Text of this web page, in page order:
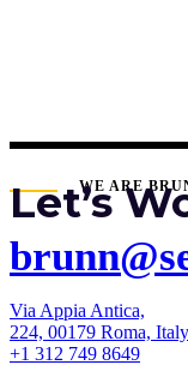
WE ARE
Let’s
Via Appia Antica,
224, 00179 Roma, Italy
+1 312 749 8649